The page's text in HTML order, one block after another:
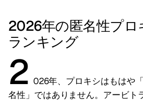
2026年の匿名性プロ
ランキング
2 026年、プロキシはもはや
名性」ではありません。アービト